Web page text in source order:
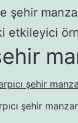
şehir
etkileyici
şehir